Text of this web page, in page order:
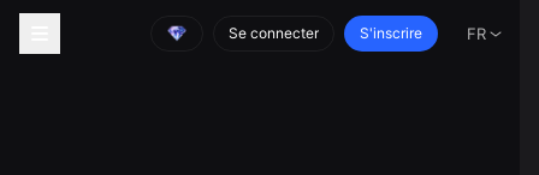
Se connecter S'inscrire FR